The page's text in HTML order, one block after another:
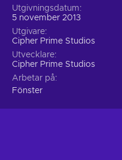
Utgivningsdatum
5 november 2013
Utgivare
Cipher Prime Studios
Utvecklare
Cipher Prime Studios
Arbetar på
Fönster